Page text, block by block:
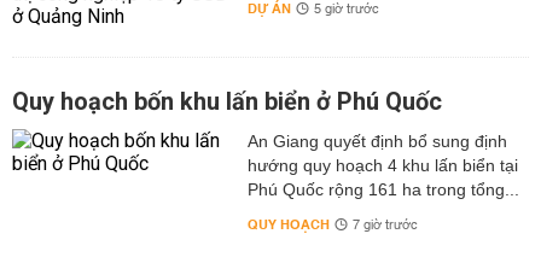
DỰ ÁN 5 giờ trước
Quy hoạch bốn khu lấn biển ở Phú Quốc
An Giang quyết định bổ sung định
hướng quy hoạch 4 khu lấn biển tại
Phú Quốc rộng 161 ha trong tổng...
QUY HOẠCH 7 giờ trước